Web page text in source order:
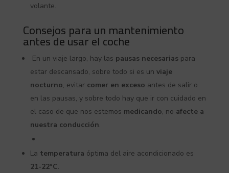
volante.
Consejos para un mantenimiento
antes de usar el coche
En un viaje largo, hay las pausas necesariaspara
estar descansado, sobre todo si es un viaje
nocturno, evitar comer en exceso antes de salir o
en las pausas, y sobre todo hay que ir con cuidado en
el caso de que nos estemos medicando, no afecte a
nuestra conducción.
La temperatura óptima del aire acondicionado es
21-22°C.